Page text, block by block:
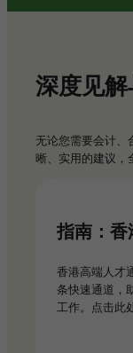
深度见
无论您需要会计、
晰、实用的建议，
指南：
香港高端人才
条快速通道，
工作。点击此